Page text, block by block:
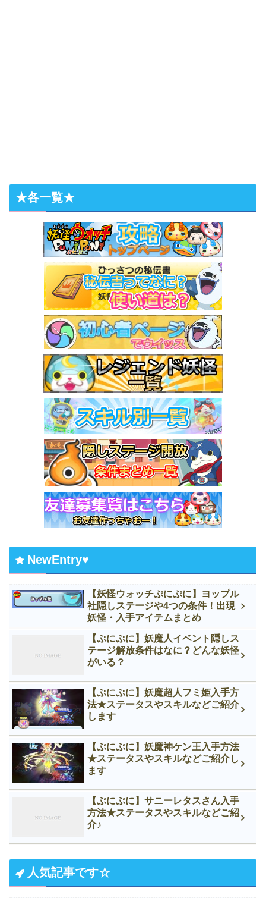
★各一覧★
NewEntry♥
【妖怪ウォッチぷにぷに】ヨップル
社隠しステージや4つの条件！出現
妖怪・入手アイテムまとめ
【ぷにぷに】妖魔人イベント隠しス
テージ解放条件はなに？どんな妖怪
がいる？
【ぷにぷに】妖魔超人フミ姫入手方
法★ステータスやスキルなどご紹介
します
【ぷにぷに】妖魔神ケン王入手方法
★ステータスやスキルなどご紹介し
ます
【ぷにぷに】サニーレタスさん入手
方法★ステータスやスキルなどご紹
介♪
人気記事です☆